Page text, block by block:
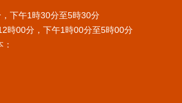
下午1時30分至5時30分
時00分，下午1時00分至5時00分